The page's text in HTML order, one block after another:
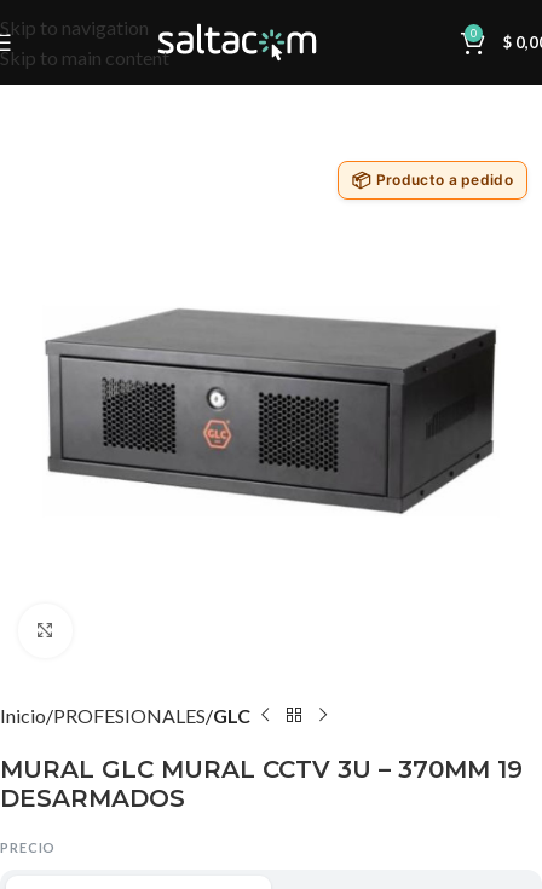
Skip to navigation
Skip to main content
0 $
Producto a pedido
Inicio PROFESIONALES GLC
MURAL GLC MURAL CCTV 3U – 370MM 19
DESARMADOS
PRECIO